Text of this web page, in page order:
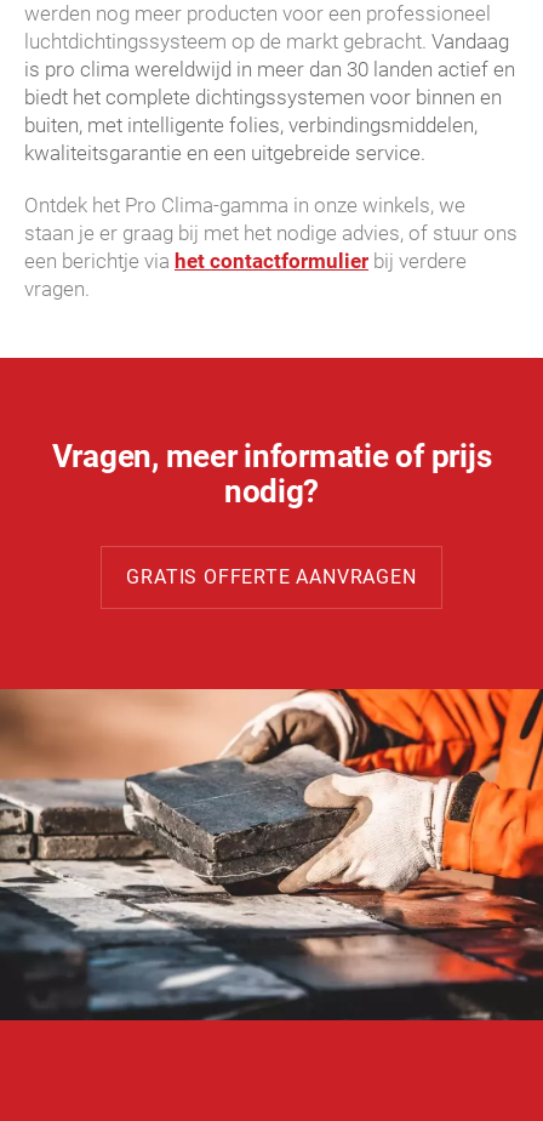
werden nog meer producten voor een professioneel
luchtdichtingssysteem op de markt gebracht. Vandaag
is pro clima wereldwijd in meer dan 30 landen actief en
biedt het complete dichtingssystemen voor binnen en
buiten, met intelligente folies, verbindingsmiddelen,
kwaliteitsgarantie en een uitgebreide service.
Ontdek het Pro Clima-gamma in onze winkels, we
staan je er graag bij met het nodige advies, of stuur ons
een berichtje via het contactformulier bij verdere
vragen.
Vragen, meer informatie of prijs
nodig?
GRATIS OFFERTE AANVRAGEN